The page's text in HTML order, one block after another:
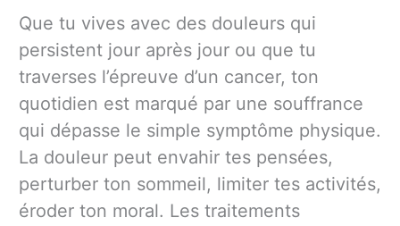
Que tu vives avec des douleurs qui
persistent jour après jour ou que tu
traverses l’épreuve d’un cancer, ton
quotidien est marqué par une souffrance
qui dépasse le simple symptôme physique.
La douleur peut envahir tes pensées,
perturber ton sommeil, limiter tes activités,
éroder ton moral. Les traitements